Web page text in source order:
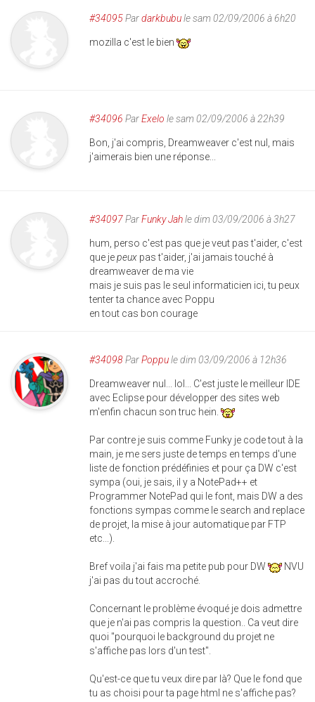
#34095Pardarkbubule sam 02/09/2006 à 6h20
mozilla c'est le bien
#34096 ParExelo le sam 02/09/2006 à 22h39
Bon, j'ai compris, Dreamweaver c'est nul, mais
j'aimerais bien une réponse...
#34097ParFunky Jahle dim 03/09/2006 à 3h27
hum, perso c'est pas que je veut pas t'aider, c'est
que jepeux pas t'aider, j'ai jamais touché à
dreamweaver de ma vie
mais je suis pas le seul informaticien ici, tu peux
tenter ta chance avec Poppu
en tout cas bon courage
#34098ParPoppule dim 03/09/2006 à 12h36
Dreamweaver nul... lol... C'est juste le meilleur IDE
avec Eclipse pour développer des sites web
m'enfin chacun son truc hein.
Par contre je suis comme Funky je code tout à la
main, je me sers juste de temps en temps d'une
liste de fonction prédéfinies et pour ça DW c'est
sympa (oui, je sais, il y a NotePad++ et
Programmer NotePad qui le font, mais DW a des
fonctions sympas comme le search and replace
de projet, la mise à jour automatique par FTP
etc...).
Bref voila j'ai fais ma petite pub pour DW
NVU
j'ai pas du tout accroché.
Concernant le problème évoqué je dois admettre
que je n'ai pas compris la question.. Ca veut dire
quoi "pourquoi le background du projet ne
s'affiche pas lors d'un test".
Qu'est-ce que tu veux dire par là? Que le fond que
tu as choisi pour ta page html ne s'affiche pas?